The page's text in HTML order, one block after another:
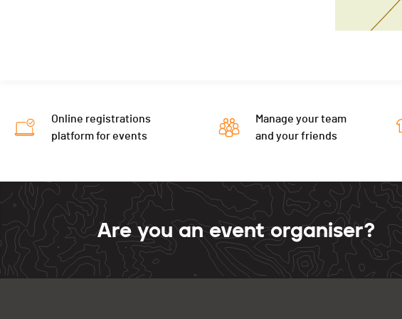
Online registrations
platform for events
Manage your team
and your friends
Are you an event organiser?